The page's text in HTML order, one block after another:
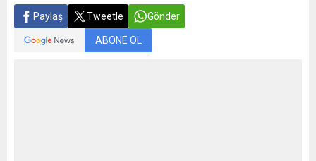
Paylaş Tweetle Gönder
ABONE OL